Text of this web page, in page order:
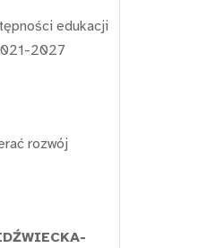
edukacji
2027
rozwój